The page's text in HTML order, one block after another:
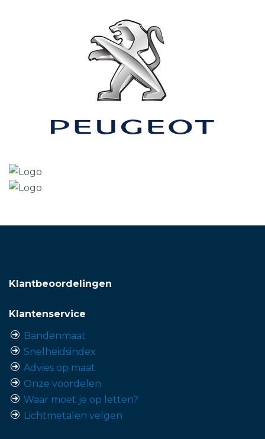
Klantbeoordelingen
Klantenservice
Bandenmaat
Snelheidsindex
Advies op maat
Onze voordelen
Waar moet je op letten?
Lichtmetalen velgen